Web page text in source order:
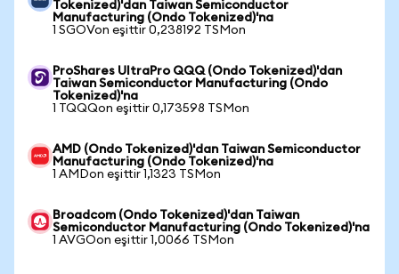
Tokenized)'dan Taiwan Semiconductor
Manufacturing (Ondo Tokenized)'na
1 SGOVon eşittir 0,238192 TSMon
ProShares UltraPro QQQ (Ondo Tokenized)'dan
Taiwan Semiconductor Manufacturing (Ondo
Tokenized)'na
1 TQQQon eşittir 0,173598 TSMon
AMD (Ondo Tokenized)'dan Taiwan Semiconductor
Manufacturing (Ondo Tokenized)'na
1 AMDon eşittir 1,1323 TSMon
Broadcom (Ondo Tokenized)'dan Taiwan
Semiconductor Manufacturing (Ondo Tokenized)'na
1 AVGOon eşittir 1,0066 TSMon